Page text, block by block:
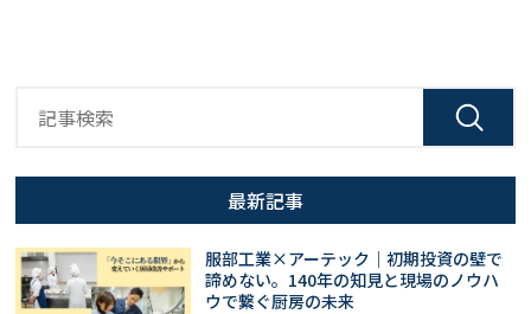
最新記事
服部工業×アーテック｜初期投資の壁で
諦めない。140年の知見と現場のノウハ
ウで繋ぐ厨房の未来